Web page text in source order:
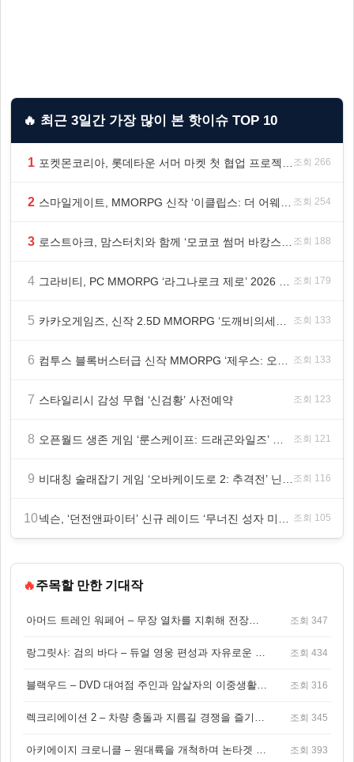
🔥 최근 3일간 가장 많이 본 핫이슈 TOP 10
1 조회 266
2 조회 254
3 조회 188
4 조회 179
5 조회 133
6 조회 133
7 스타일리시 감성 무협 ‘신검황’ 사전예약 조회 123
8 조회 121
9 조회 116
10 조회 105
🔥주목할 만한 기대작
아머드 트레인 워페어 – 무장 열차를 지휘해 전장을 돌파하는 생존 전투 게임 조회 347
랑그릿사: 검의 바다 – 듀얼 영웅 편성과 자유로운 탐험을 결합한 판타지 전략 RPG 조회 434
블랙우드 – DVD 대여점 주인과 암살자의 이중생활을 그린 3인칭 액션 스릴러 게임 조회 316
렉크리에이션 2 – 차량 충돌과 지름길 경쟁을 즐기는 오픈월드 아케이드 레이싱 게임 조회 345
아키에이지 크로니클 – 원대륙을 개척하며 논타겟 전투를 즐기는 오픈월드 MMORPG 조회 393